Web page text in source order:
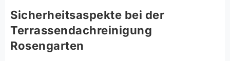
Sicherheitsaspekte bei der
Terrassendachreinigung
Rosengarten